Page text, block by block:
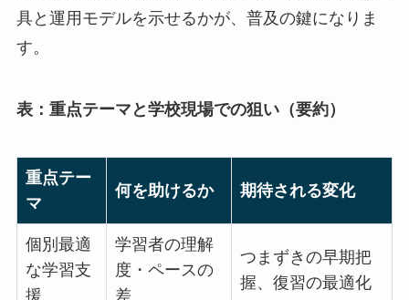
具と運用モデルを示せるかが、普及の鍵になりま
す。
表：重点テーマと学校現場での狙い（要約）
重点テー
マ
何を助けるか 期待される変化
個別最適
な学習支
援
学習者の理解
度・ペースの
差
つまずきの早期把
握、復習の最適化